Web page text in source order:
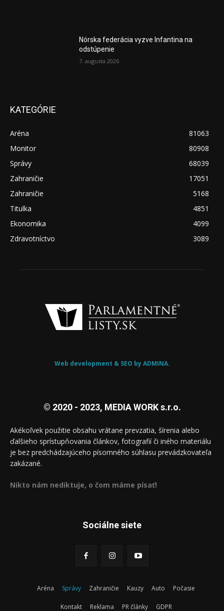
Nórska federácia vyzve Infantina na
odstúpenie
7. augusta 2026
KATEGÓRIE
Aréna
81063
Monitor
80908
Správy
68039
Zahraničie
17051
Zahraničie
5168
Titulka
4851
Ekonomika
4099
Zdravotníctvo
3089
Web development & SEO by ADMINA.
© 2020 - 2023, MEDIA WORK s.r.o.
Akékoľvek použitie obsahu vrátane prevzatia, šírenia alebo
ďalšieho sprístupňovania článkov, fotografií či iného materiálu
je bez predchádzajúceho písomného súhlasu prevádzkovateľa
zakázané.
Nikto nám nediktuje, o čom máme písať!
Sociálne siete
Aréna Správy Zahraničie Kauzy Auto Počasie
Kontakt Reklama PR články GDPR